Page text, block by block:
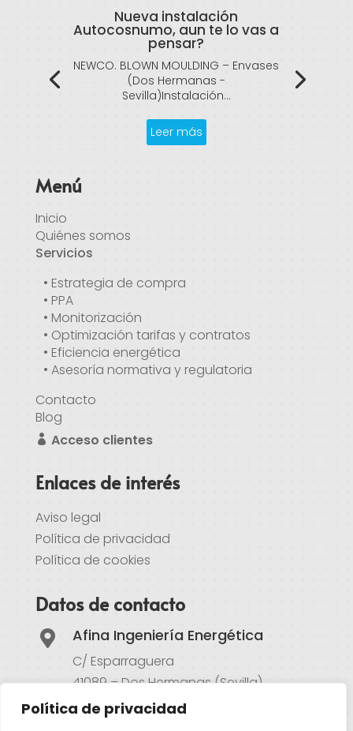
Política de privacidad
Nueva instalación
Autocosnumo, aun te lo vas a
pensar?
NEWCO. BLOWN MOULDING – Envases
(Dos Hermanas -
Sevilla)Instalación...
Leer más
Menú
Inicio
Quiénes somos
Servicios
• Estrategia de compra
• PPA
• Monitorización
• Optimización tarifas y contratos
• Eficiencia energética
• Asesoría normativa y regulatoria
Contacto
Blog
Acceso clientes
Enlaces de interés
Aviso legal
Política de privacidad
Política de cookies
Datos de contacto
 Afina Ingeniería Energética
C/ Esparraguera
41089 – Dos Hermanas (Sevilla)
Atención al cliente